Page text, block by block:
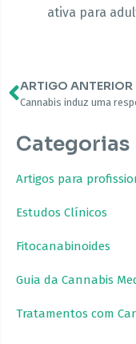
ativa para
ARTIGO ANTERIOR
Categorias
Artigos para
Estudos Clínicos
Fitocanabinoides
Guia da Cannabis
Tratamentos com